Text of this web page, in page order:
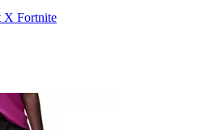
X Fortnite